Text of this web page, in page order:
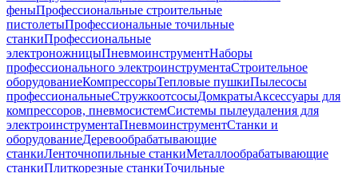
феныПрофессиональные строительные
пистолетыПрофессиональные точильные
станкиПрофессиональные
электроножницыПневмоинструментНаборы
профессионального электроинструментаСтроительное
оборудованиеКомпрессорыТепловые пушкиПылесосы
профессиональныеСтружкоотсосыДомкратыАксессуары для
компрессоров, пневмосистемСистемы пылеудаления для
электроинструментаПневмоинструментСтанки и
оборудованиеДеревообрабатывающие
станкиЛенточнопильные станкиМеталлообрабатывающие
станкиПлиткорезные станкиТочильные